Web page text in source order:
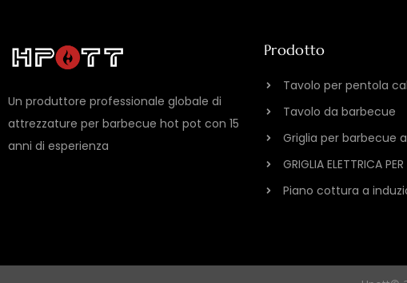
Un produttore professionale globale di
attrezzature per barbecue hot pot con 15
anni di esperienza
Prodotto
Tavolo per pentola
Tavolo da barbecue
Griglia per barbecue
GRIGLIA ELETTRICA PER
Piano cottura a